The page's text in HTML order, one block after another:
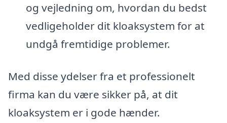
og vejledning om, hvordan du bedst
vedligeholder dit kloaksystem for at
undgå fremtidige problemer.
Med disse ydelser fra et professionelt
firma kan du være sikker på, at dit
kloaksystem er i gode hænder.